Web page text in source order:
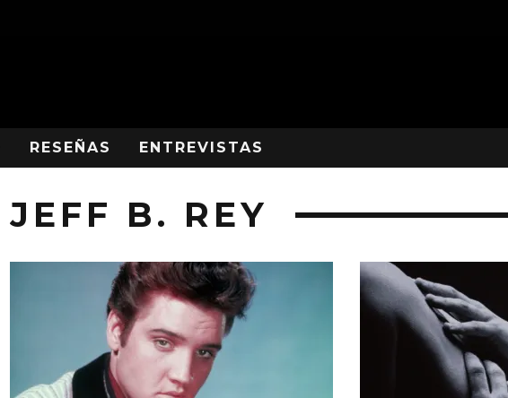
RESEÑAS ENTREVISTAS
JEFF B. REY